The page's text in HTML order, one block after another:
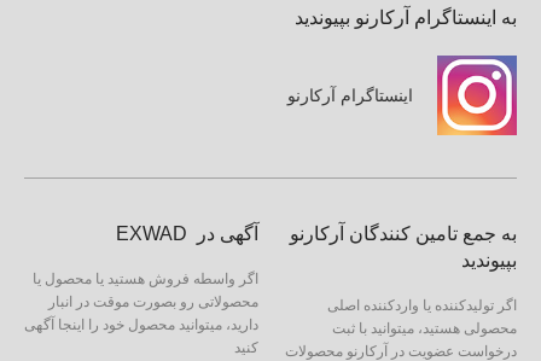
به اینستاگرام آرکارنو بپیوندید
اینستاگرام آرکارنو
به جمع تامین کنندگان آرکارنو
بپیوندید
اگر تولیدکننده یا واردکننده اصلی
محصولی هستید، میتوانید با ثبت
درخواست عضویت در آرکارنو محصولات
آگهی در EXWAD
اگر واسطه فروش هستید یا محصول یا
محصولاتی رو بصورت موقت در انبار
دارید، میتوانید محصول خود را اینجا آگهی
کنید